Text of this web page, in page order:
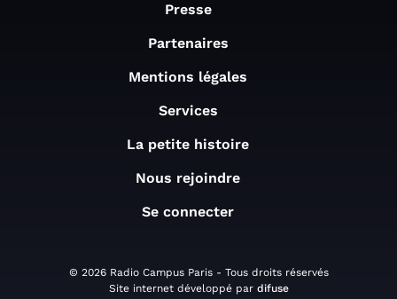
Presse
Partenaires
Mentions légales
Services
La petite histoire
Nous rejoindre
Se connecter
© 2026 Radio Campus Paris - Tous droits réservés
Site internet développé par difuse